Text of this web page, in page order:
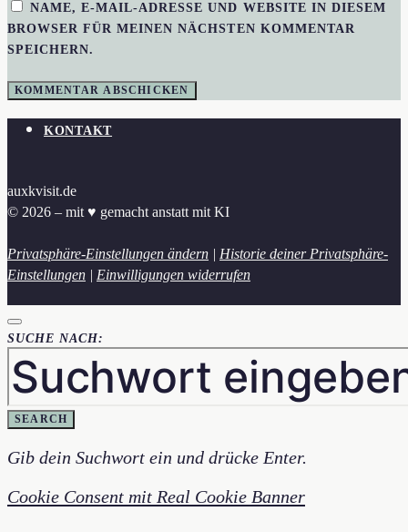
NAME, E-MAIL-ADRESSE UND WEBSITE IN DIESEM
BROWSER FÜR MEINEN NÄCHSTEN KOMMENTAR
SPEICHERN.
KONTAKT
auxkvisit.de
© 2026 – mit ♥︎ gemacht anstatt mit KI
Privatsphäre-Einstellungen ändern | Historie deiner Privatsphäre-
Einstellungen | Einwilligungen widerrufen
SUCHE NACH:
SEARCH
Gib dein Suchwort ein und drücke Enter.
Cookie Consent mit Real Cookie Banner